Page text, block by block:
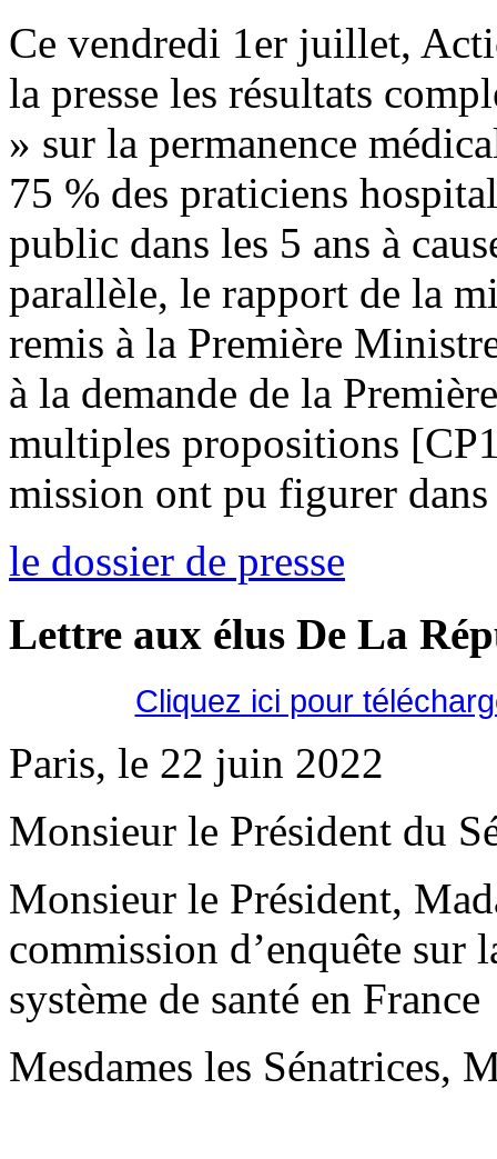
Ce vendredi 1er juillet,
la presse les résultats
» sur la permanence
75 % des praticiens
public dans les 5 ans à
parallèle, le rapport de la
remis à la Première
à la demande de la
multiples propositions
mission ont pu figurer
le dossier de presse
Lettre aux élus De La
Cliquez ici pour
Paris, le 22 juin 2022
Monsieur le Président du
Monsieur le Président,
commission d’enquête sur
système de santé en France
Mesdames les Sénatrices,